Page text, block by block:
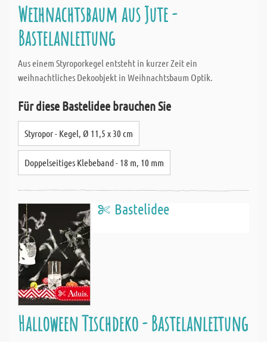
Weihnachtsbaum aus Jute -
Bastelanleitung
Aus einem Styroporkegel entsteht in kurzer Zeit ein
weihnachtliches Dekoobjekt in Weihnachtsbaum Optik.
Für diese Bastelidee brauchen Sie
Styropor - Kegel, Ø 11,5 x 30 cm
Doppelseitiges Klebeband - 18 m, 10 mm
Bastelidee
Halloween Tischdeko - Bastelanleitung